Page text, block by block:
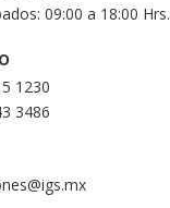
09:00 a 18:00 Hrs.
1230
3486